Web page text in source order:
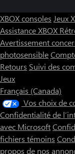
XBOX consoles Jeux
Assistance XBOX
Avertissement
photosensible
Retours Suivi des
Jeux
Français (Canada)
Vos choix de
Confidentialité de
avec Microsoft
fichiers témoins
propos de nos